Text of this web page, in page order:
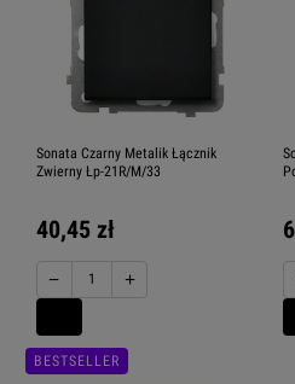
Sonata Czarny Metalik Łącznik
Zwierny Łp-21R/M/33
40,45 zł
− +
BESTSELLER